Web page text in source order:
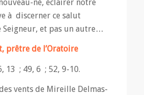
né, éclairer notre
à discerner ce salut
Seigneur, et pas un autre…
prêtre de l’Oratoire
13 ; 49, 6 ; 52, 9-10.
vents de Mireille Delmas-